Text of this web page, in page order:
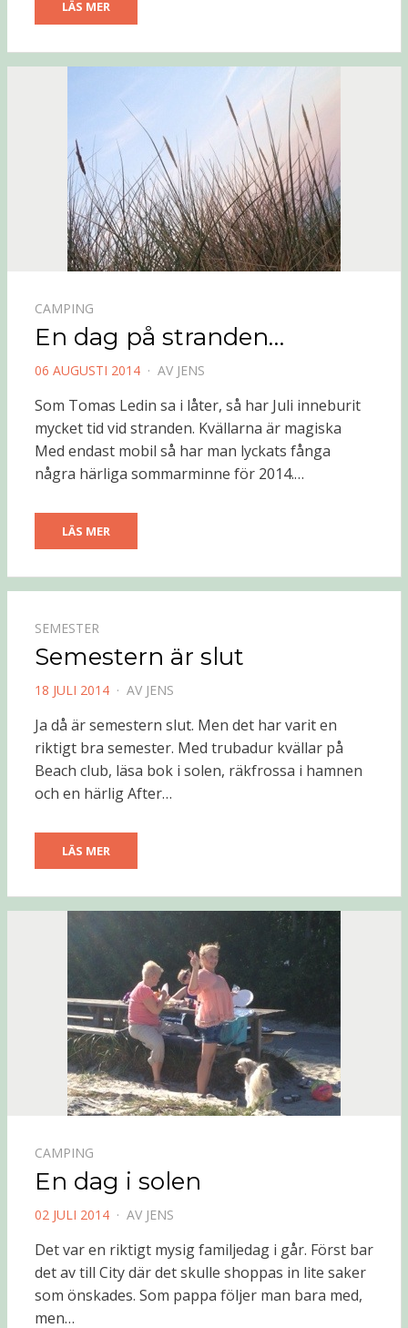
LÄS MER
CAMPING
En dag på stranden…
PUBLICERAD
06 AUGUSTI 2014 AV JENS
Som Tomas Ledin sa i låter, så har Juli inneburit
mycket tid vid stranden. Kvällarna är magiska
Med endast mobil så har man lyckats fånga
några härliga sommarminne för 2014.…
LÄS MER
SEMESTER
Semestern är slut
PUBLICERAD
18 JULI 2014 AV JENS
Ja då är semestern slut. Men det har varit en
riktigt bra semester. Med trubadur kvällar på
Beach club, läsa bok i solen, räkfrossa i hamnen
och en härlig After…
LÄS MER
CAMPING
En dag i solen
PUBLICERAD
02 JULI 2014 AV JENS
Det var en riktigt mysig familjedag i går. Först bar
det av till City där det skulle shoppas in lite saker
som önskades. Som pappa följer man bara med,
men…